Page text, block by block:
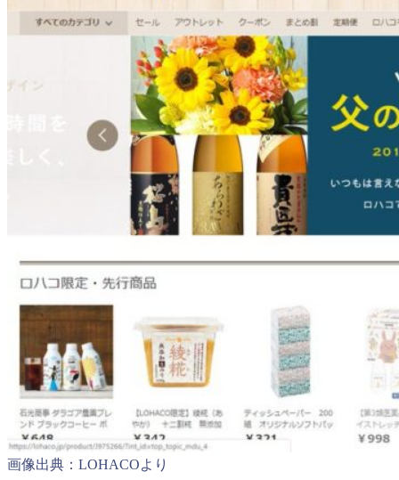
画像出典：LOHACOより